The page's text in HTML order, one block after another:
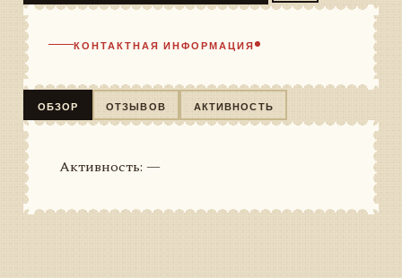
КОНТАКТНАЯ ИНФОРМАЦИЯ
ОБЗОР ОТЗЫВОВ АКТИВНОСТЬ
Активность: —